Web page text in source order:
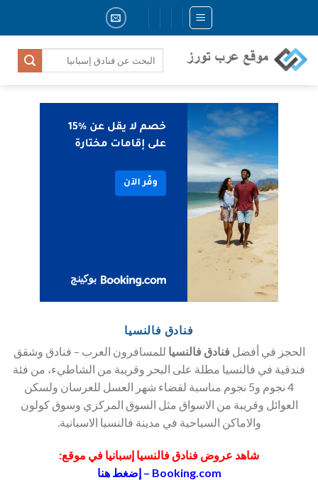
content
فنادق فالنسيا
الحجز في أفضل فنادق فالنسيا للمسافرون العرب – فنادق وشقق
فندقية في فالنسيا مطلة على البحر وقريبة من الشاطيء، من فئة
4 نجوم و5 نجوم مناسبة لقضاء شهر العسل للعرسان ولسكن
العوائل وقريبة من الاسواق مثل السوق المركزي وسوق كولون
والاماكن السياحية في مدينة فالنسيا الاسبانية.
شاهد عروض فنادق فالنسيا إسبانيا في موقع:
Booking.com – إضغط هنا